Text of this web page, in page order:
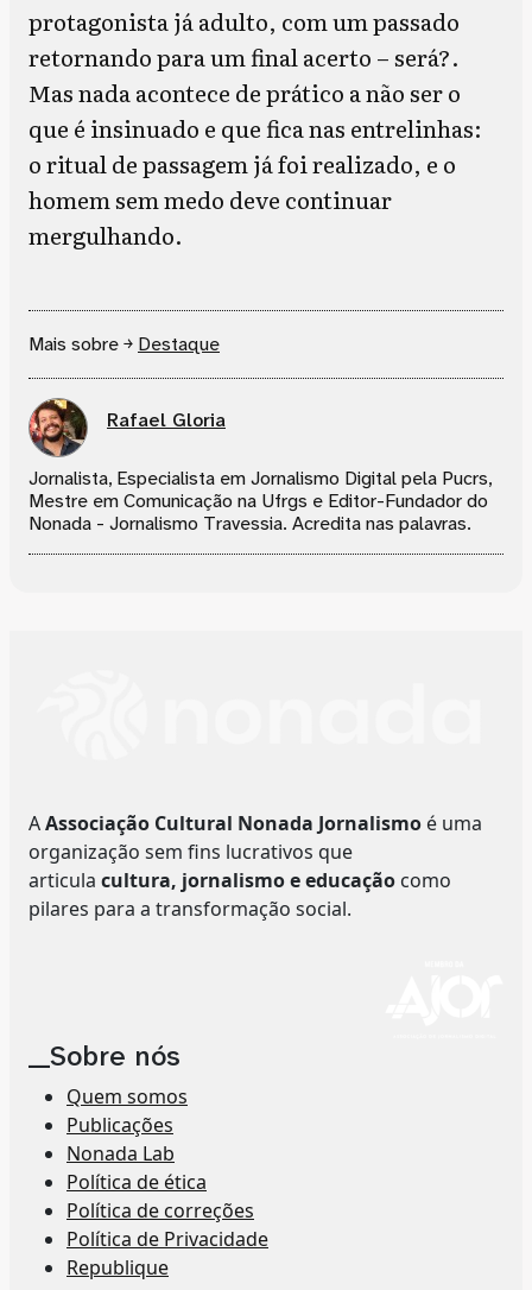
protagonista já adulto, com um passado
retornando para um final acerto – será?.
Mas nada acontece de prático a não ser o
que é insinuado e que fica nas entrelinhas:
o ritual de passagem já foi realizado, e o
homem sem medo deve continuar
mergulhando.
Mais sobre ￫ Destaque
Rafael Gloria
Jornalista, Especialista em Jornalismo Digital pela Pucrs,
Mestre em Comunicação na Ufrgs e Editor-Fundador do
Nonada - Jornalismo Travessia. Acredita nas palavras.
AAssociação Cultural Nonada Jornalismo é uma
organização sem fins lucrativos que
articula cultura, jornalismo e educação como
pilares para a transformação social.
__Sobre nós
Quem somos
Publicações
Nonada Lab
Política de ética
Política de correções
Política de Privacidade
Republique